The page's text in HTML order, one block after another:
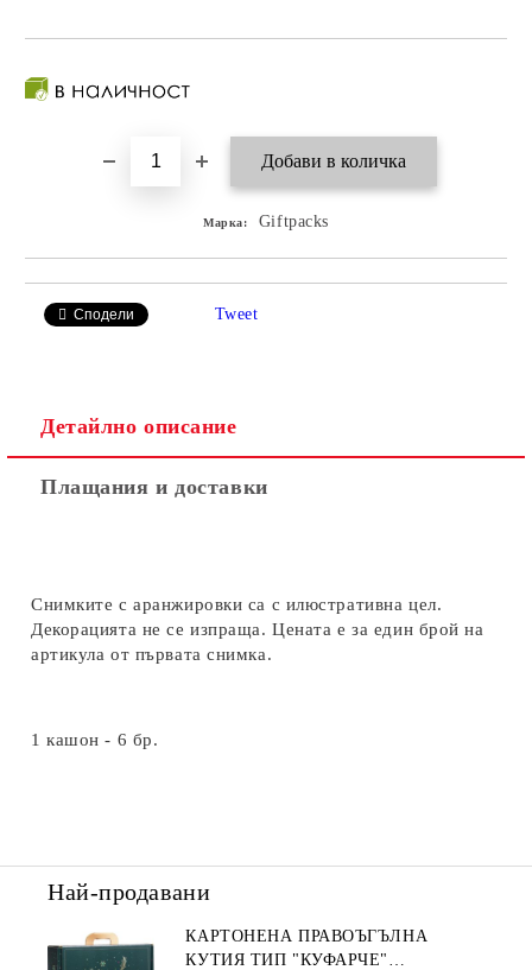
Марка: Giftpacks
Сподели Tweet
Детайлно описание
Плащания и доставки
Снимките с аранжировки са с илюстративна цел.
Декорацията не се изпраща. Цената е за един брой на
артикула от първата снимка.
1 кашон - 6 бр.
Най-продавани
КАРТОНЕНА ПРАВОЪГЪЛНА
КУТИЯ ТИП "КУФАРЧЕ"